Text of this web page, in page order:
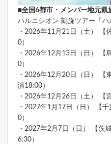
■全国6都市・メンバー地元凱
ハルニシオン 凱旋ツアー「ハ
・2026年11月21日（土） 【
0）
・2026年12月13日（日） 【
0）
・2026年12月20日（日） 【
演18:00）
・2026年12月26日（土） 【
・2027年1月17日（日） 【
0）
・2027年2月7日（日） 【茨
6:30）